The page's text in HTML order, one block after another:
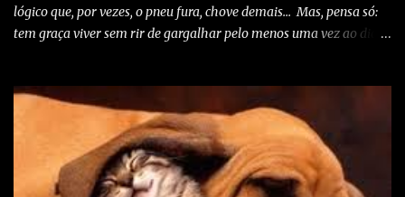
lógico que, por vezes, o pneu fura, chove demais... Mas, pensa só:
tem graça viver sem rir de gargalhar pelo menos uma vez ao dia?
passou foi um ano cheio. Foi cheio de coisas boas e realizações,
mas também cheio de problemas e desilusões. Normal. Às vezes se
espera demais das pessoas. Normal. A grana que não veio, o amigo
que decepcionou, o amor machucou. Normal. O próximo ano não
vai ser diferente. Muda o século, o milênio muda, mas o homem é